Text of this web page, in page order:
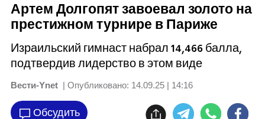
Артем Долгопят завоевал золото на
престижном турнире в Париже
Израильский гимнаст набрал 14,466 балла,
подтвердив лидерство в этом виде
Вести-Ynet | Опубликовано: 14.09.25 | 14:16
Обсудить